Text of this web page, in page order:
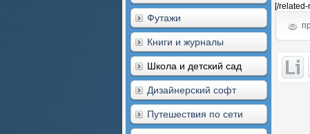
Футажи
Книги и журналы
Школа и детский сад
Дизайнерский софт
Путешествия по сети
[/related-